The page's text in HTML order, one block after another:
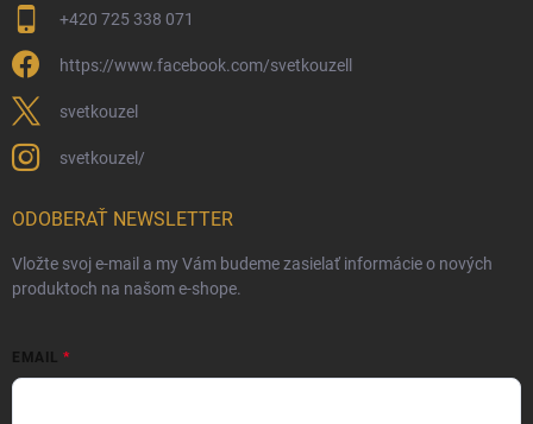
+420 725 338 071
https://www.facebook.com/svetkouzell
svetkouzel
svetkouzel/
ODOBERAŤ NEWSLETTER
Vložte svoj e-mail a my Vám budeme zasielať informácie o nových
produktoch na našom e-shope.
EMAIL